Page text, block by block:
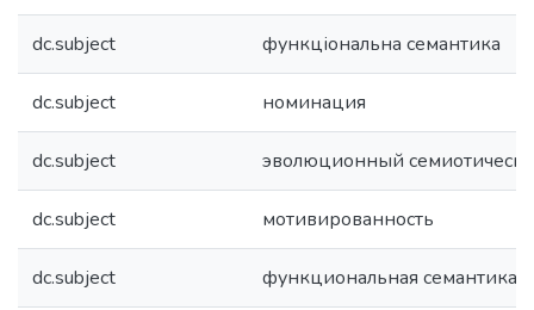
dc.subject функціональна семантика
dc.subject номинация
dc.subject эволюционный
dc.subject мотивированность
dc.subject функциональная семантика